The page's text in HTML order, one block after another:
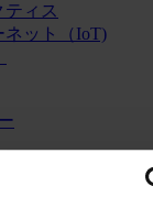
ィス
ネット（IoT)